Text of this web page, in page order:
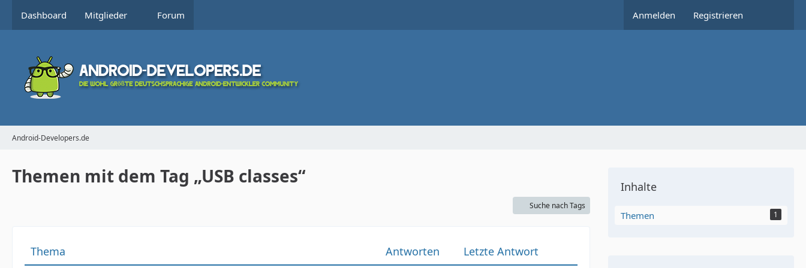
Dashboard Mitglieder Forum Anmelden Registrieren
Android-Developers.de
Themen mit dem Tag „USB classes“
Suche nach Tags
Thema Antworten Letzte Antwort
Inhalte
Themen 1